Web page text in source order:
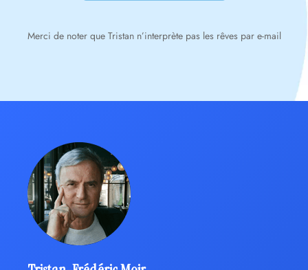
Merci de noter que Tristan n’interprète pas les rêves par e-mail